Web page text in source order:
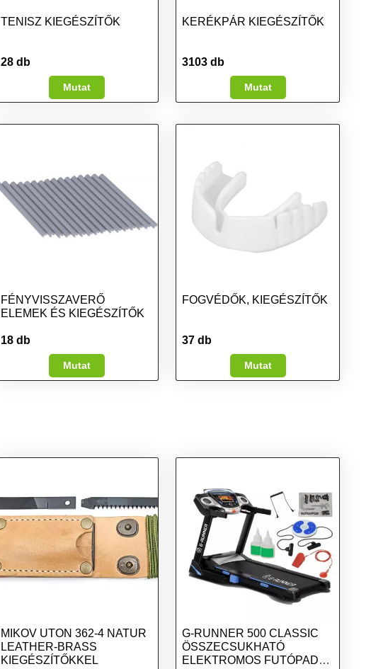
TENISZ KIEGÉSZÍTŐK
28 db
Mutat
KERÉKPÁR KIEGÉSZÍTŐK
3103 db
Mutat
FÉNYVISSZAVERŐ
ELEMEK ÉS KIEGÉSZÍTŐK
18 db
Mutat
FOGVÉDŐK, KIEGÉSZÍTŐK
37 db
Mutat
MIKOV UTON 362-4 NATUR
LEATHER-BRASS
KIEGÉSZÍTŐKKEL
G-RUNNER 500 CLASSIC
ÖSSZECSUKHATÓ
ELEKTROMOS FUTÓPAD